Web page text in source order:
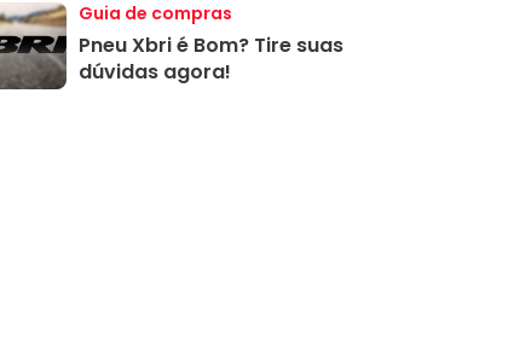
Guia de compras
Pneu Xbri é Bom? Tire suas
dúvidas agora!